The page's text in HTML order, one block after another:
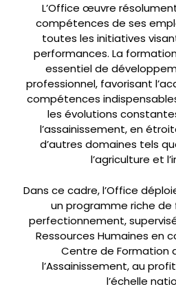
L’Office œuvre
compétences de ses
toutes les initiatives
performances. La
essentiel de
professionnel, favorisant
compétences
les évolutions
l’assainissement, en
d’autres domaines tels
l’agriculture et
Dans ce cadre, l’Office
un programme riche
perfectionnement,
Ressources Humaines en
Centre de Formation
l’Assainissement, au
l’échelle